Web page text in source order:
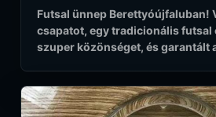
Futsal ünnep Berettyóújfaluban!
csapatot, egy tradicionális futsal
szuper közönséget, és garantált